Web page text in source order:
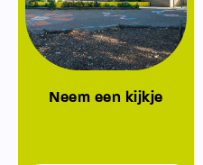
Neem een kijkje